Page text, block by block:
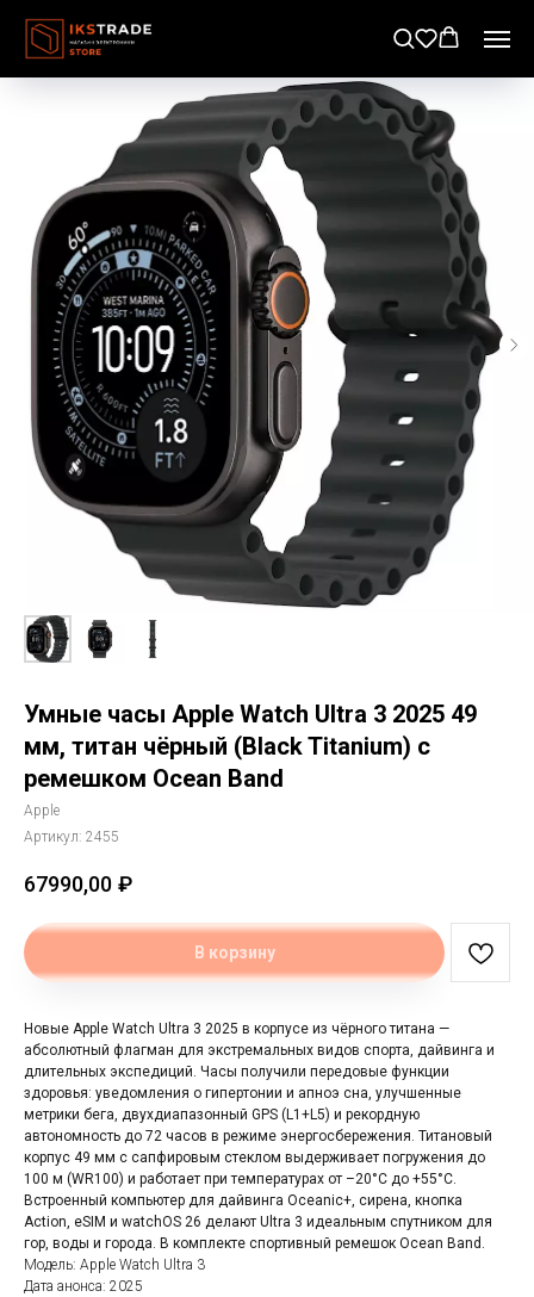
Умные часы Apple Watch Ultra 3 2025 49
мм, титан чёрный (Black Titanium) с
ремешком Ocean Band
Apple
Артикул: 2455
67990,00 ₽
В корзину
Новые Apple Watch Ultra 3 2025 в корпусе из чёрного титана —
абсолютный флагман для экстремальных видов спорта, дайвинга и
длительных экспедиций. Часы получили передовые функции
здоровья: уведомления о гипертонии и апноэ сна, улучшенные
метрики бега, двухдиапазонный GPS (L1+L5) и рекордную
автономность до 72 часов в режиме энергосбережения. Титановый
корпус 49 мм с сапфировым стеклом выдерживает погружения до
100 м (WR100) и работает при температурах от –20°C до +55°C.
Встроенный компьютер для дайвинга Oceanic+, сирена, кнопка
Action, eSIM и watchOS 26 делают Ultra 3 идеальным спутником для
гор, воды и города. В комплекте спортивный ремешок Ocean Band.
Модель: Apple Watch Ultra 3
Дата анонса: 2025